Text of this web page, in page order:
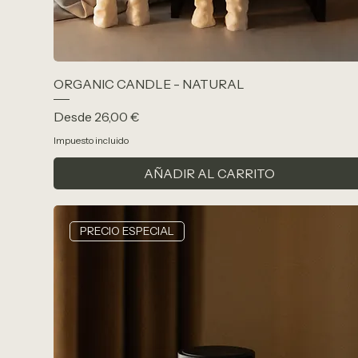
ORGANIC CANDLE - NATURAL
Desde 26,00 €
Precio de oferta
Impuesto incluido
AÑADIR AL CARRITO
PRECIO ESPECIAL